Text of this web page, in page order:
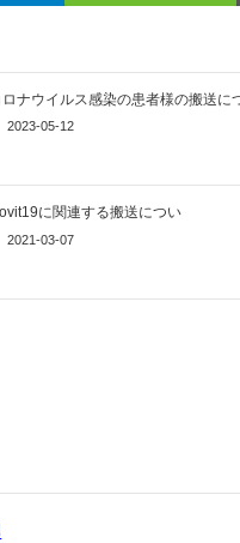
ロナウイルス感染の患者様の搬送に
2023-05-12
に関連する搬送につい
2021-03-07